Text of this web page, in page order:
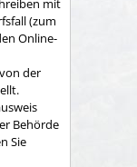
(zum
Online-
der
Behörde
Sie